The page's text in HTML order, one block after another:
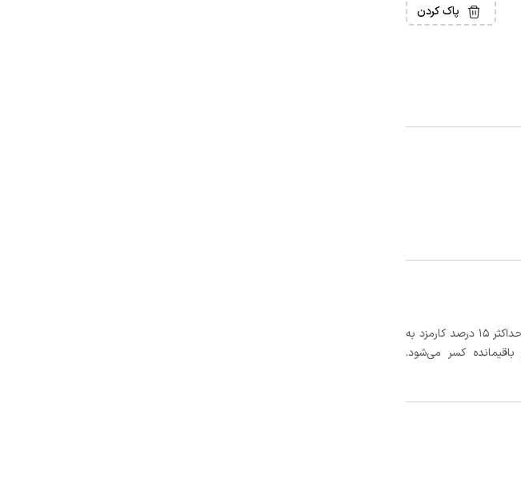
پاک کردن
در صورتی که رزرو، حداقل ۲۴ ساعت قبل از تاریخ ورود لغو گردد؛ مبلغ صورتحساب پس از کسر حداکثر 15 درصد کارمزد به